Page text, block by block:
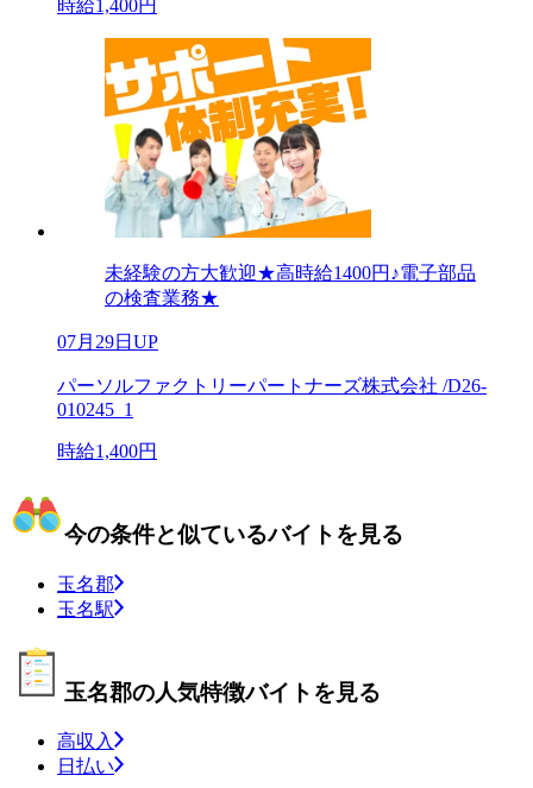
時給1,400円
未経験の方大歓迎★高時給1400円♪電子部品
の検査業務★
07月29日UP
パーソルファクトリーパートナーズ株式会社 /D26-
010245_1
時給1,400円
今の条件と似ているバイトを見る
玉名郡
玉名駅
玉名郡の人気特徴バイトを見る
高収入
日払い